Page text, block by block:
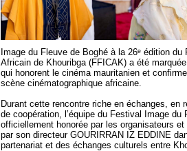
Image du Fleuve de Boghé à la 26ᵉ édition
Africain de Khouribga (FFICAK) a été
qui honorent le cinéma mauritanien et
scène cinématographique africaine.
Durant cette rencontre riche en échanges, en
de coopération, l’équipe du Festival Image du
officiellement honorée par les organisateurs
par son directeur GOURIRRAN IZ EDDINE
partenariat et des échanges culturels entre